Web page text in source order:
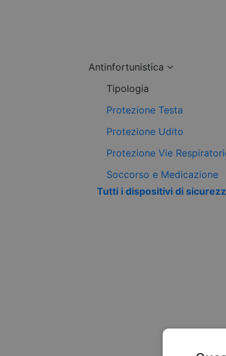
Antinfortunistica
Tipologia
Protezione Testa
Protezione Udito
Protezione Vie
Soccorso e Medicazione
Tutti i dispositivi di